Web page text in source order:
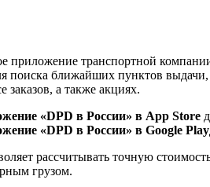
приложение транспортной
поиска ближайших пунктов
заказов, а также акциях.
«DPD в России» в App Store
«DPD в России» в Google Play
рассчитывать точную
грузом.